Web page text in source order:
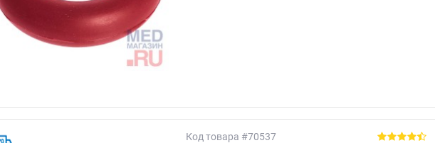
Код товара #70537